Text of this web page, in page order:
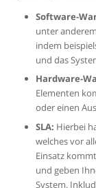
Software-
unter
indem
und das
Hardware-
Elementen
oder einen
SLA: Hierbei
welches vor
Einsatz
und geben
System.